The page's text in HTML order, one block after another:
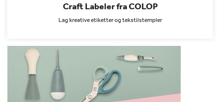
Craft Labeler fra COLOP
Lag kreative etiketter og tekstilstempler